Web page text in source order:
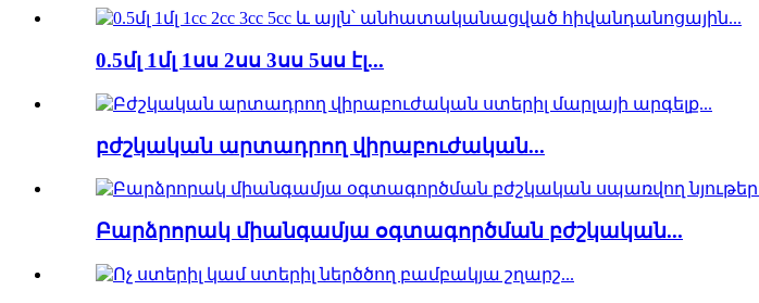
0.5մլ 1մլ 1սս 2սս 3սս 5սս էլ...
բժշկական արտադրող վիրաբուժական...
Բարձրորակ միանգամյա օգտագործման բժշկական...